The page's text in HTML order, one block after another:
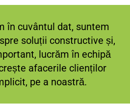
în cuvântul dat, suntem
soluții constructive și,
lucrăm în echipă
afacerile clienților
pe a noastră.